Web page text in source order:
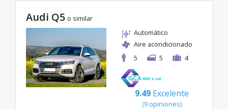
Audi Q5 o similar
Automático
Aire acondicionado
5
5 4
9.49 Excelente
(9 opiniones)